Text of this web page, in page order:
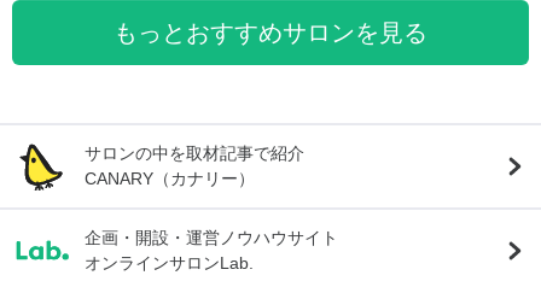
もっとおすすめサロンを見る
サロンの中を取材記事で紹介
CANARY（カナリー）
企画・開設・運営ノウハウサイト
オンラインサロンLab.